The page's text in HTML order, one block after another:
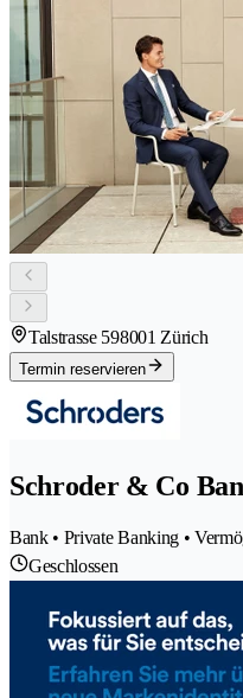
Talstrasse 598001 Zürich
Termin reservieren
Schroder & Co
Bank • Private Banking •
Geschlossen